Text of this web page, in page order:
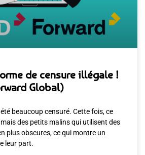
de censure illégale !
Global)
beaucoup censuré. Cette fois, ce
mais des petits malins qui utilisent des
plus obscures, ce qui montre un
leur part.